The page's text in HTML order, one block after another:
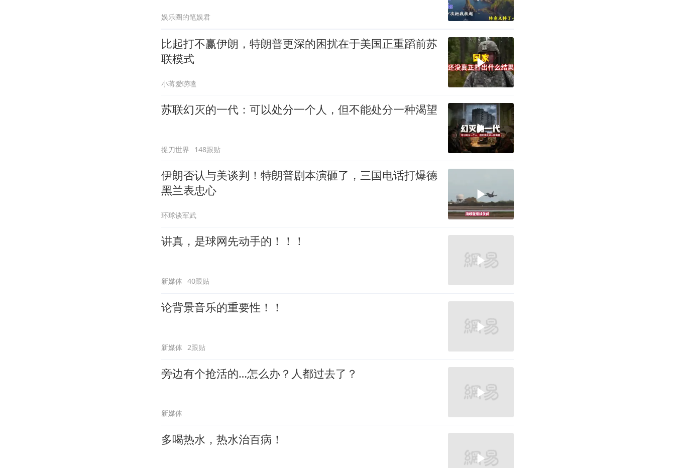
娱乐圈的笔娱君
比起打不赢伊朗，特朗普更深的困扰在于美国正重蹈前苏
联模式
小蒋爱唠嗑
苏联幻灭的一代：可以处分一个人，但不能处分一种渴望
捉刀世界 148跟贴
伊朗否认与美谈判！特朗普剧本演砸了，三国电话打爆德
黑兰表忠心
环球谈军武
讲真，是球网先动手的！！！
新媒体 40跟贴
论背景音乐的重要性！！
新媒体 2跟贴
旁边有个抢活的…怎么办？人都过去了？
新媒体
多喝热水，热水治百病！